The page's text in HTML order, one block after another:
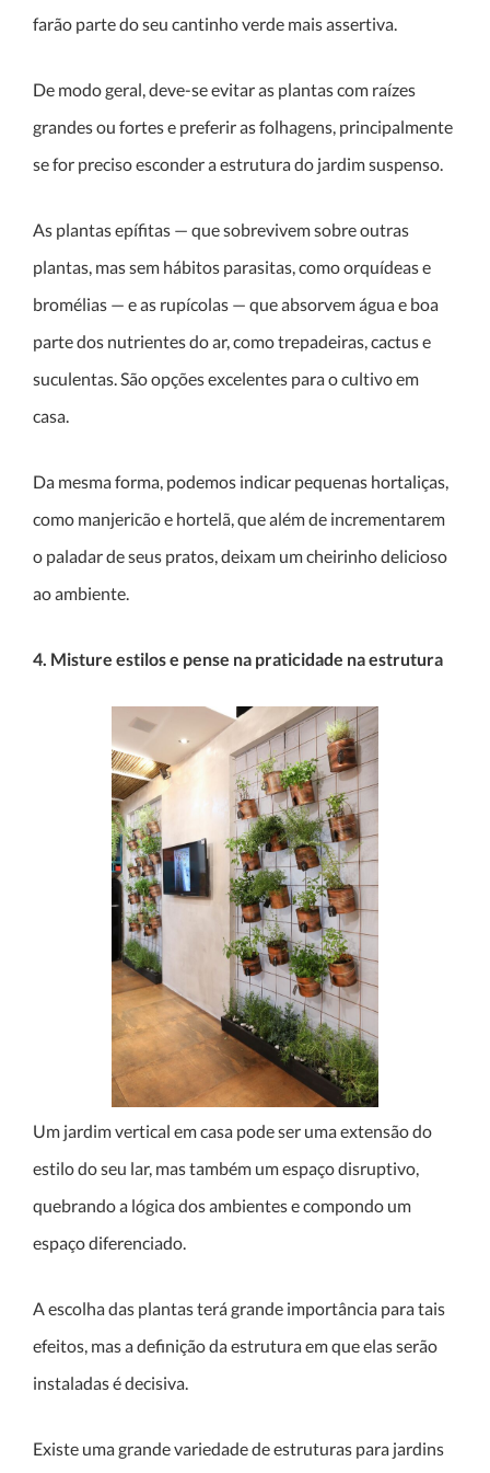
farão parte do seu cantinho verde mais assertiva.
De modo geral, deve-se evitar as plantas com raízes
grandes ou fortes e preferir as folhagens, principalmente
se for preciso esconder a estrutura do jardim suspenso.
As plantas epífitas — que sobrevivem sobre outras
plantas, mas sem hábitos parasitas, como orquídeas e
bromélias — e as rupícolas — que absorvem água e boa
parte dos nutrientes do ar, como trepadeiras, cactus e
suculentas. São opções excelentes para o cultivo em
casa.
Da mesma forma, podemos indicar pequenas hortaliças,
como manjericão e hortelã, que além de incrementarem
o paladar de seus pratos, deixam um cheirinho delicioso
ao ambiente.
4. Misture estilos e pense na praticidade na estrutura
Um jardim vertical em casa pode ser uma extensão do
estilo do seu lar, mas também um espaço disruptivo,
quebrando a lógica dos ambientes e compondo um
espaço diferenciado.
A escolha das plantas terá grande importância para tais
efeitos, mas a definição da estrutura em que elas serão
instaladas é decisiva.
Existe uma grande variedade de estruturas para jardins